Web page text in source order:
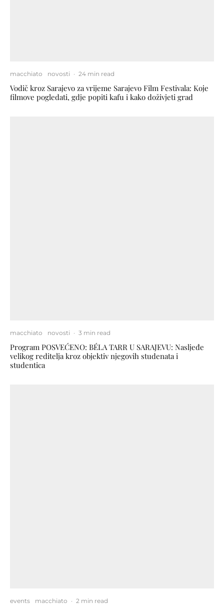
macchiato novosti · 24 min read
Vodič kroz Sarajevo za vrijeme Sarajevo Film Festivala: Koje
filmove pogledati, gdje popiti kafu i kako doživjeti grad
macchiato novosti · 3 min read
Program POSVEĆENO: BÉLA TARR U SARAJEVU: Nasljeđe
velikog reditelja kroz objektiv njegovih studenata i
studentica
events macchiato · 2 min read